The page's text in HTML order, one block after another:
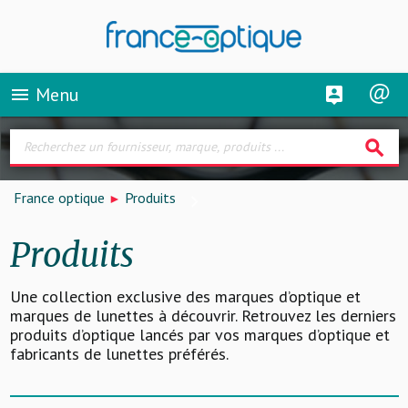
menu Menu
search
France optique Produits
Produits
Une collection exclusive des marques d’optique et
marques de lunettes à découvrir. Retrouvez les derniers
produits d’optique lancés par vos marques d’optique et
fabricants de lunettes préférés.